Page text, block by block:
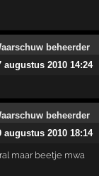
augustus 2010 14:24
augustus 2010 18:14
maar beetje mwa